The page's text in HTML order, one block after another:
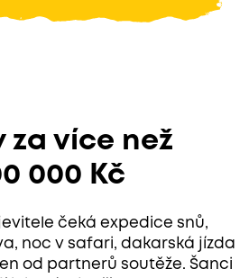
za více než
000 Kč
čeká expedice snů,
noc v safari, dakarská jízda
od partnerů soutěže. Šanci